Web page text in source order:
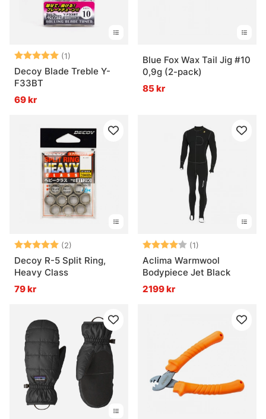
Betyg: (1)
5.0 utav 5 stjärnor
Decoy Blade Treble Y-
F33BT
69 kr
Blue Fox Wax Tail Jig #10
0,9g (2-pack)
85 kr
Betyg: (2)
5.0 utav 5 stjärnor
Decoy R-5 Split Ring,
Heavy Class
79 kr
Betyg: (1)
Aclima Warmwool
Bodypiece Jet Black
2199 kr